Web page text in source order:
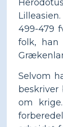
499-479
folk, han
Selvom
beskriver
om